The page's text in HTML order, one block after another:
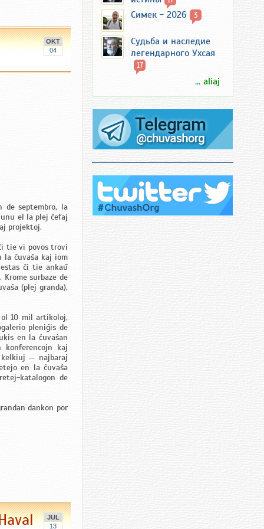
OKT
04
septembro, la
el la plej ĉefaj
projektoj.
tie vi povos trovi
la ĉuvaŝa kaj iom
ĉi tie ankaŭ
surbaze de
(plej granda),
10 mil artikoloj,
pleniĝis de
en la ĉuvaŝan
kaj
kelkiuj — najbaraj
en la ĉuvaŝa
katalogon de
dankon por
JUL
13
Симек - 2026 3
Судьба и наследие
легендарного Ухсая
17
... aliaj